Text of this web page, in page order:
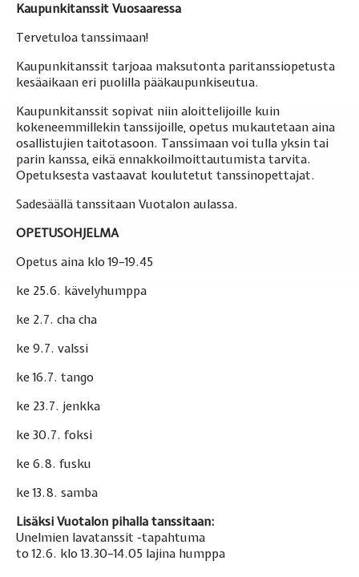
Kaupunkitanssit Vuosaaressa
Tervetuloa tanssimaan!
Kaupunkitanssit tarjoaa maksutonta paritanssiopetusta
kesäaikaan eri puolilla pääkaupunkiseutua.
Kaupunkitanssit sopivat niin aloittelijoille kuin
kokeneemmillekin tanssijoille, opetus mukautetaan aina
osallistujien taitotasoon. Tanssimaan voi tulla yksin tai
parin kanssa, eikä ennakkoilmoittautumista tarvita.
Opetuksesta vastaavat koulutetut tanssinopettajat.
Sadesäällä tanssitaan Vuotalon aulassa.
OPETUSOHJELMA
Opetus aina klo 19–19.45
ke 25.6. kävelyhumppa
ke 2.7. cha cha
ke 9.7. valssi
ke 16.7. tango
ke 23.7. jenkka
ke 30.7. foksi
ke 6.8. fusku
ke 13.8. samba
Lisäksi Vuotalon pihalla tanssitaan:
Unelmien lavatanssit -tapahtuma
to 12.6. klo 13.30–14.05 lajina humppa